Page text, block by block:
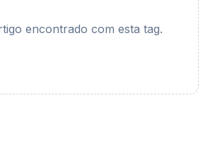
encontrado com esta tag.